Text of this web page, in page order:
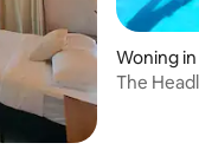
Woning
The